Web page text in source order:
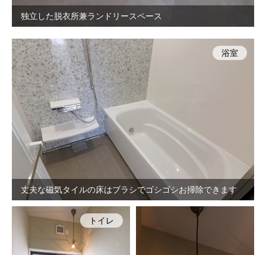
独立した脱衣所兼ランドリースペース
丈夫な磁気タイルの床はブラシでゴシゴシお掃除できます
浴室
トイレ